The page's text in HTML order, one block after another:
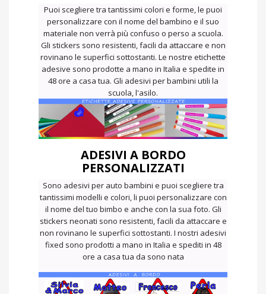
Puoi scegliere tra tantissimi colori e forme, le puoi
personalizzare con il nome del bambino e il suo
materiale non verrà più confuso o perso a scuola.
Gli stickers sono resistenti, facili da attaccare e non
rovinano le superfici sottostanti. Le nostre etichette
adesive sono prodotte a mano in Italia e spedite in
48 ore a casa tua. Gli adesivi per bambini utili la
scuola, l'asilo.
ADESIVI A BORDO
PERSONALIZZATI
Sono adesivi per auto bambini e puoi scegliere tra
tantissimi modelli e colori, li puoi personalizzare con
il nome del tuo bimbo e anche con la sua foto. Gli
stickers neonati sono resistenti, facili da attaccare e
non rovinano le superfici sottostanti. I nostri adesivi
fixed sono prodotti a mano in Italia e spediti in 48
ore a casa tua da sono nata